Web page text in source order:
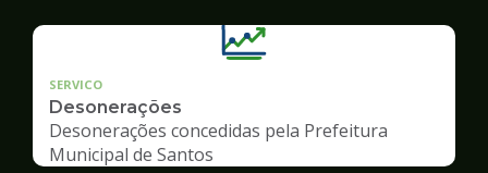
SERVICO
Desonerações
Desonerações concedidas pela Prefeitura
Municipal de Santos